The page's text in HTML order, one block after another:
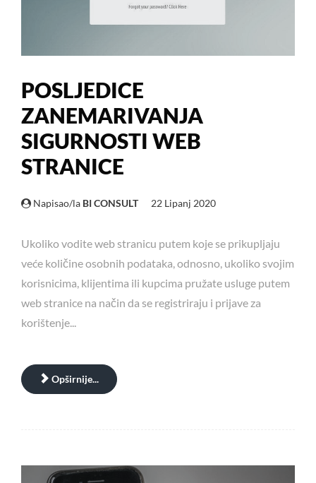
POSLJEDICE
ZANEMARIVANJA
SIGURNOSTI WEB
STRANICE
Napisao/la BI CONSULT 22 Lipanj 2020
Ukoliko vodite web stranicu putem koje se prikupljaju
veće količine osobnih podataka, odnosno, ukoliko svojim
korisnicima, klijentima ili kupcima pružate usluge putem
web stranice na način da se registriraju i prijave za
korištenje...
Opširnije...